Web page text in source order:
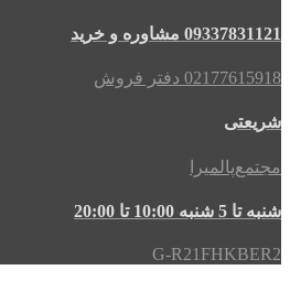
09337831121 مشاوره و خرید
02177615918 دفتر فروش
شریعتی
مجتمع‌پالمیرا
شنبه تا 5 شنبه 10:00 تا 20:00
G-R21FHKBER2